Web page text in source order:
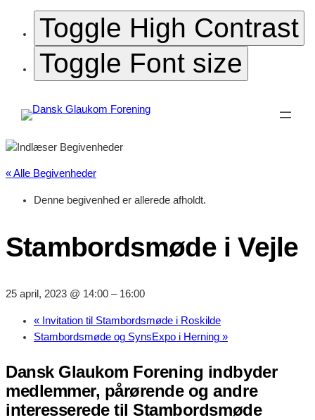
Toggle High Contrast
Toggle Font size
« Alle Begivenheder
Denne begivenhed er allerede afholdt.
Stambordsmøde i Vejle
25 april, 2023 @ 14:00 – 16:00
« Invitation til Stambordsmøde i Roskilde
Stambordsmøde og SynsExpo i Herning »
Dansk Glaukom Forening indbyder
medlemmer, pårørende og andre
interesserede til Stambordsmøde